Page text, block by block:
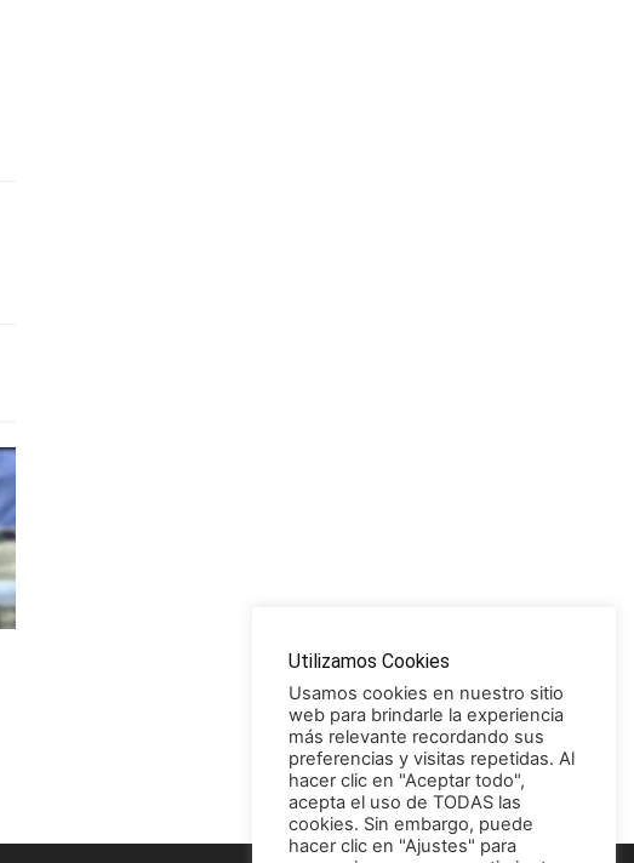
Utilizamos Cookies
Usamos cookies en nuestro sitio
web para brindarle la experiencia
más relevante recordando sus
preferencias y visitas repetidas. Al
hacer clic en "Aceptar todo",
acepta el uso de TODAS las
cookies. Sin embargo, puede
hacer clic en "Ajustes" para